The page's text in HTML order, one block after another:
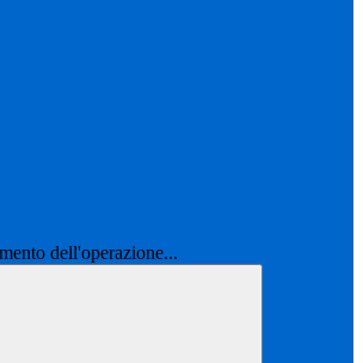
dell'operazione...